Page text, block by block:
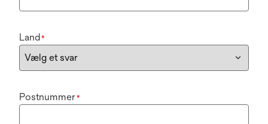
Land*
Postnummer*